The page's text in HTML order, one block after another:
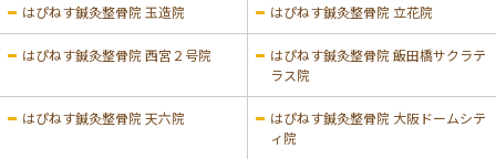
はぴねす鍼灸整骨院 玉造院 はぴねす鍼灸整骨院 立花院
はぴねす鍼灸整骨院 西宮２号院
はぴねす鍼灸整骨院 飯田橋サクラテ
ラス院
はぴねす鍼灸整骨院 天六院
はぴねす鍼灸整骨院 大阪ドームシテ
ィ院